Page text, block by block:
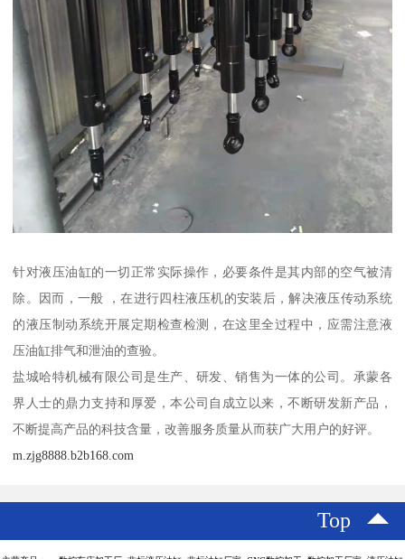
针对液压油缸的一切正常实际操作，必要条件是其内部的空气被清
除。因而，一般 ，在进行四柱液压机的安装后，解决液压传动系统
的液压制动系统开展定期检查检测，在这里全过程中，应需注意液
压油缸排气和泄油的查验。
盐城哈特机械有限公司是生产、研发、销售为一体的公司。承蒙各
界人士的鼎力支持和厚爱，本公司自成立以来，不断研发新产品，
不断提高产品的科技含量，改善服务质量从而获广大用户的好评。
m.zjg8888.b2b168.com
Top